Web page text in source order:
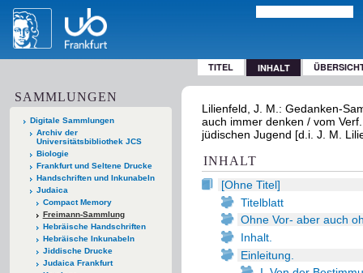
TITEL INHALT
SAMMLUNGEN
Digitale Sammlungen
Archiv der
Universitätsbibliothek JCS
Biologie
Frankfurt und Seltene Drucke
Handschriften und Inkunabeln
Judaica
Compact Memory
Freimann-Sammlung
Hebräische Handschriften
Hebräische Inkunabeln
Jiddische Drucke
Judaica Frankfurt
Lilienfeld, J. M.: Gedanken-
auch immer denken / vom
jüdischen Jugend [d.i. J. M.
INHALT
[Ohne Titel]
Titelblatt
Ohne Vor- aber auch
Inhalt.
Einleitung.